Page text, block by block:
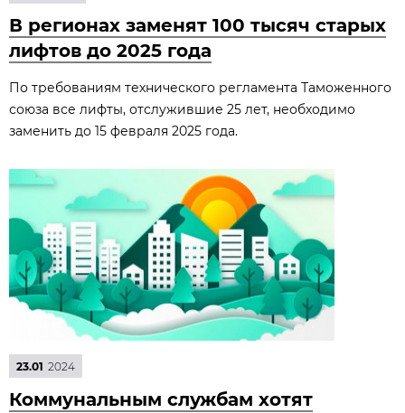
В регионах заменят 100 тысяч старых
лифтов до 2025 года
По требованиям технического регламента Таможенного
союза все лифты, отслужившие 25 лет, необходимо
заменить до 15 февраля 2025 года.
23.01 2024
Коммунальным службам хотят